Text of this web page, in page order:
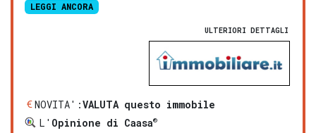
LEGGI ANCORA
ULTERIORI DETTAGLI
NOVITA':VALUTA questo immobile
L' Opinione di Caasa®